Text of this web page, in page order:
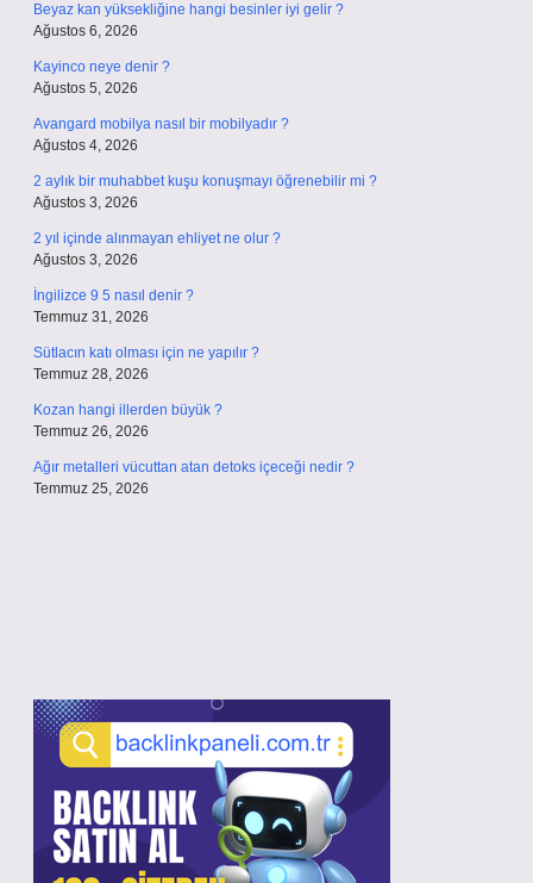
Beyaz kan yüksekliğine hangi besinler iyi gelir ?
Ağustos 6, 2026
Kayinco neye denir ?
Ağustos 5, 2026
Avangard mobilya nasıl bir mobilyadır ?
Ağustos 4, 2026
2 aylık bir muhabbet kuşu konuşmayı öğrenebilir mi ?
Ağustos 3, 2026
2 yıl içinde alınmayan ehliyet ne olur ?
Ağustos 3, 2026
İngilizce 9 5 nasıl denir ?
Temmuz 31, 2026
Sütlacın katı olması için ne yapılır ?
Temmuz 28, 2026
Kozan hangi illerden büyük ?
Temmuz 26, 2026
Ağır metalleri vücuttan atan detoks içeceği nedir ?
Temmuz 25, 2026